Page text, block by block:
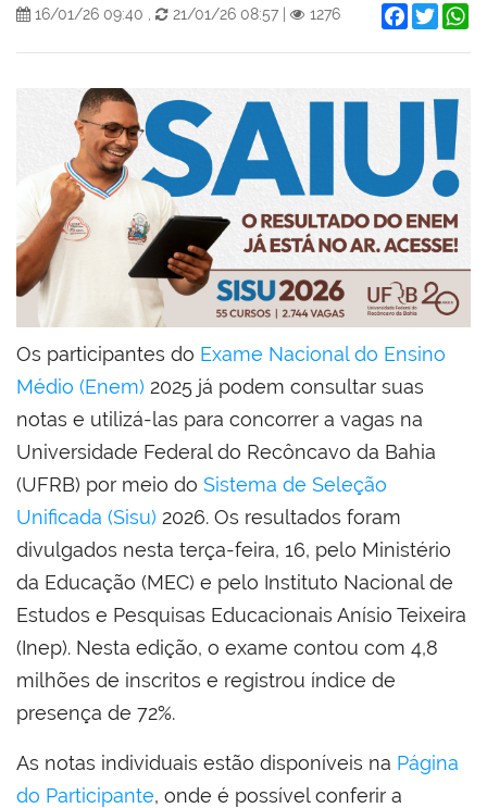
16/01/26 09:40 , 21/01/26 08:57 1276 Facebook
Twitter
Os participantes do Exame Nacional do Ensino
Médio (Enem) 2025 já podem consultar suas
notas e utilizá-las para concorrer a vagas na
Universidade Federal do Recôncavo da Bahia
(UFRB) por meio do Sistema de Seleção
Unificada (Sisu) 2026. Os resultados foram
divulgados nesta terça-feira, 16, pelo Ministério
da Educação (MEC) e pelo Instituto Nacional de
Estudos e Pesquisas Educacionais Anísio Teixeira
(Inep). Nesta edição, o exame contou com 4,8
milhões de inscritos e registrou índice de
presença de 72%.
As notas individuais estão disponíveis na Página
do Participante, onde é possível conferir a